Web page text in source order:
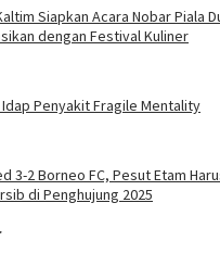
Siapkan Acara Nobar Piala
dengan Festival Kuliner
Idap Penyakit Fragile Mentality
3-2 Borneo FC, Pesut Etam
di Penghujung 2025